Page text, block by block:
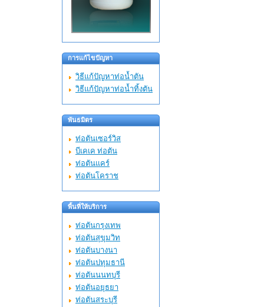
การแก้ไขปัญหา
วิธีแก้ปัญหาท่อน้ำตัน
วิธีแก้ปัญหาท่อน้ำทิ้งตัน
พันธมิตร
ท่อตันเซอร์วิส
บีเคเค ท่อตัน
ท่อตันแคร์
ท่อตันโคราช
พื้นที่ให้บริการ
ท่อตันกรุงเทพ
ท่อตันสุขุมวิท
ท่อตันบางนา
ท่อตันปทุมธานี
ท่อตันนนทบุรี
ท่อตันอยุธยา
ท่อตันสระบุรี